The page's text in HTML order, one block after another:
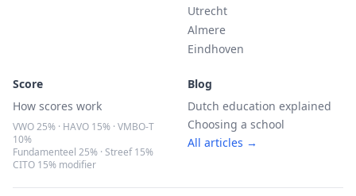
Utrecht
Almere
Eindhoven
Score
How scores work
VWO 25% · HAVO 15% · VMBO-T
10%
Fundamenteel 25% · Streef 15%
CITO 15% modifier
Blog
Dutch education explained
Choosing a school
All articles →